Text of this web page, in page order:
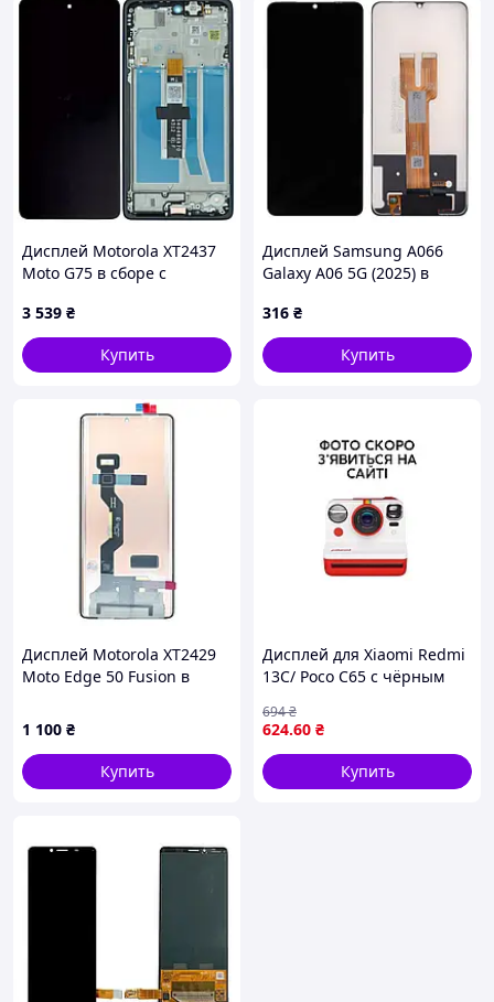
Дисплей Motorola XT2437
Moto G75 в сборе с
service orig
3 539 ₴
Купить
Дисплей Samsung A066
Galaxy A06 5G (2025) в
service pack
316 ₴
Купить
Дисплей Motorola XT2429
Moto Edge 50 Fusion в
1 100 ₴
Купить
Дисплей для Xiaomi Redmi
13C/ Poco C65 с чёрным
624.60 ₴
694₴
Купить